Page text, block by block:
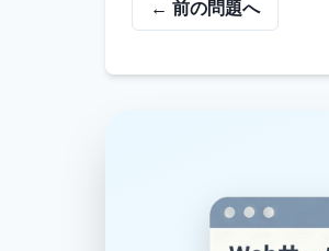
← 前の問題へ